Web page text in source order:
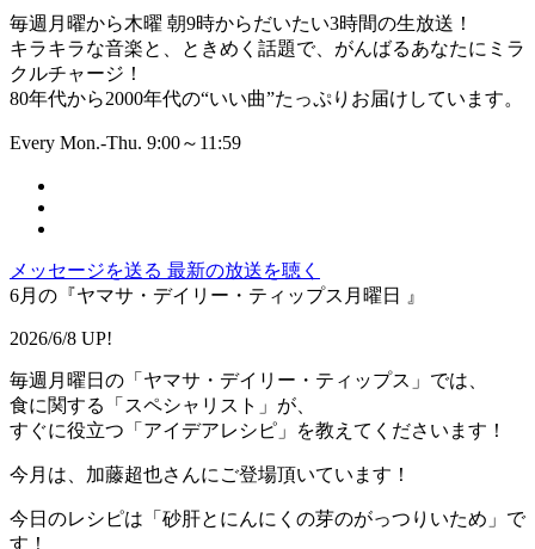
毎週月曜から木曜 朝9時からだいたい3時間の生放送！
キラキラな音楽と、ときめく話題で、がんばるあなたにミラ
クルチャージ！
80年代から2000年代の“いい曲”たっぷりお届けしています。
Every Mon.-Thu. 9:00～11:59
メッセージを送る 最新の放送を聴く
6月の『ヤマサ・デイリー・ティップス月曜日 』
2026/6/8 UP!
毎週月曜日の「ヤマサ・デイリー・ティップス」では、
食に関する「スペシャリスト」が、
すぐに役立つ「アイデアレシピ」を教えてくださいます！
今月は、加藤超也さんにご登場頂いています！
今日のレシピは「砂肝とにんにくの芽のがっつりいため」で
す！